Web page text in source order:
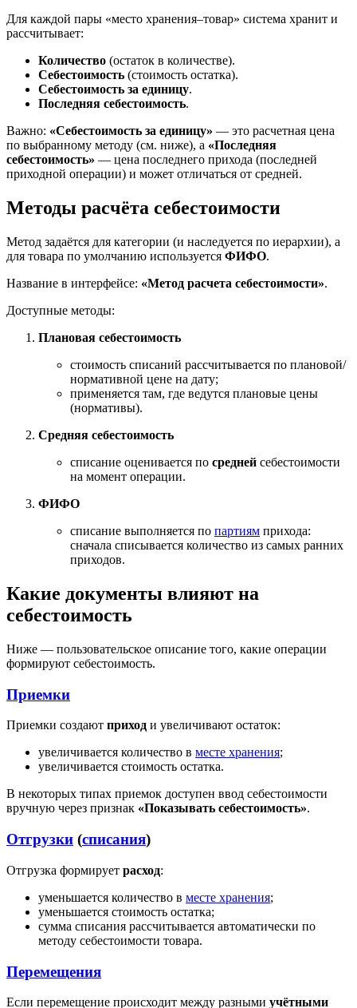
Для каждой пары «место хранения–товар» система хранит и
рассчитывает:
Количество (остаток в количестве).
Себестоимость (стоимость остатка).
Себестоимость за единицу.
Последняя себестоимость.
Важно: «Себестоимость за единицу» — это расчетная цена
по выбранному методу (см. ниже), а «Последняя
себестоимость» — цена последнего прихода (последней
приходной операции) и может отличаться от средней.
Методы расчёта себестоимости
Метод задаётся для категории (и наследуется по иерархии), а
для товара по умолчанию используется ФИФО.
Название в интерфейсе: «Метод расчета себестоимости».
Доступные методы:
Плановая себестоимость
стоимость списаний рассчитывается по плановой/
нормативной цене на дату;
применяется там, где ведутся плановые цены
(нормативы).
Средняя себестоимость
списание оценивается по средней себестоимости
на момент операции.
ФИФО
списание выполняется по партиям прихода:
сначала списывается количество из самых ранних
приходов.
Какие документы влияют на
себестоимость
Ниже — пользовательское описание того, какие операции
формируют себестоимость.
Приемки
Приемки создают приход и увеличивают остаток:
увеличивается количество в месте хранения;
увеличивается стоимость остатка.
В некоторых типах приемок доступен ввод себестоимости
вручную через признак «Показывать себестоимость».
Отгрузки (списания)
Отгрузка формирует расход:
уменьшается количество в месте хранения;
уменьшается стоимость остатка;
сумма списания рассчитывается автоматически по
методу себестоимости товара.
Перемещения
Если перемещение происходит между разными учётными